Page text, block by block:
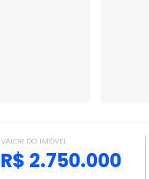
VALOR DO IMÓVEL
R$ 2.750.000